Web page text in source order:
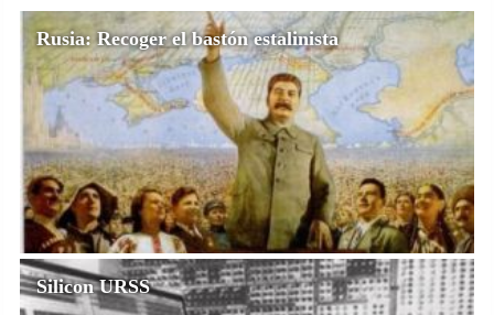
Rusia: Recoger el bastón estalinista
Silicon URSS